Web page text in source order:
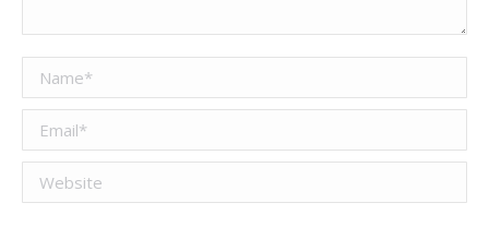
Name *
Email *
Website